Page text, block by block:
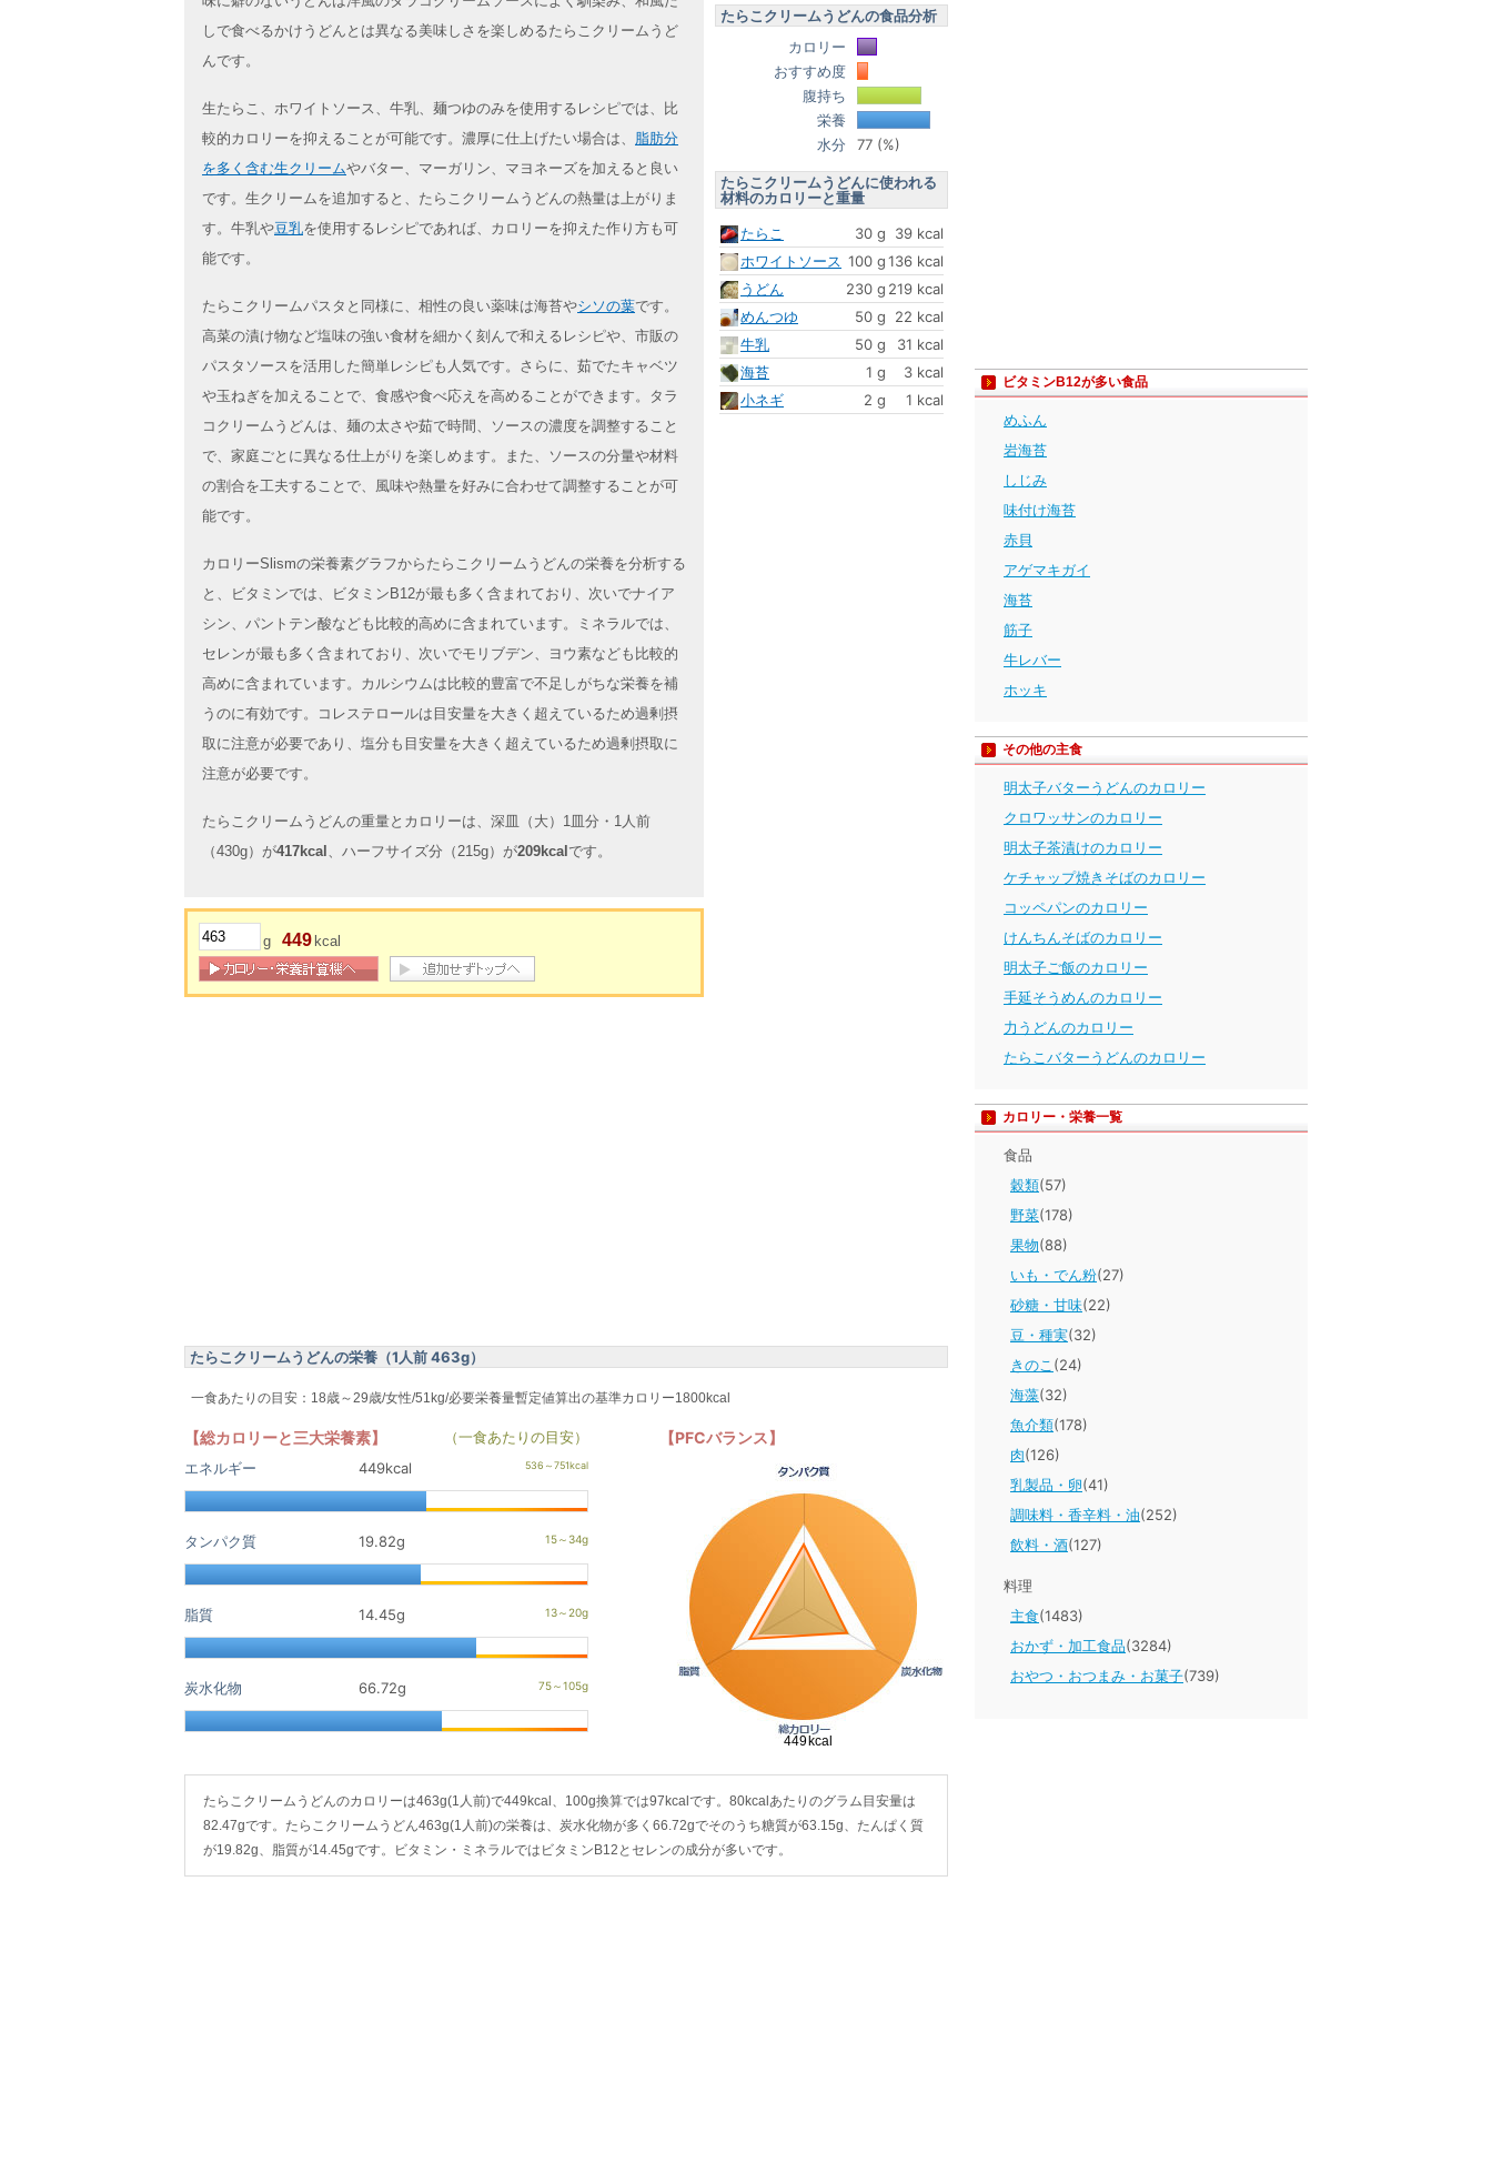
しで食べるかけうどんとは異なる美味しさを楽しめるたらこクリームうど
んです。
生たらこ、ホワイトソース、牛乳、麺つゆのみを使用するレシピでは、比
較的カロリーを抑えることが可能です。濃厚に仕上げたい場合は、 脂肪分
を多く含む生クリームやバター、マーガリン、マヨネーズを加えると良い
です。生クリームを追加すると、たらこクリームうどんの熱量は上がりま
す。牛乳や豆乳を使用するレシピであれば、カロリーを抑えた作り方も可
能です。
たらこクリームパスタと同様に、相性の良い薬味は海苔やシソの葉です。
高菜の漬け物など塩味の強い食材を細かく刻んで和えるレシピや、市販の
パスタソースを活用した簡単レシピも人気です。さらに、茹でたキャベツ
や玉ねぎを加えることで、食感や食べ応えを高めることができます。タラ
コクリームうどんは、麺の太さや茹で時間、ソースの濃度を調整すること
で、家庭ごとに異なる仕上がりを楽しめます。また、ソースの分量や材料
の割合を工夫することで、風味や熱量を好みに合わせて調整することが可
能です。
カロリーSlismの栄養素グラフからたらこクリームうどんの栄養を分析する
と、ビタミンでは、ビタミンB12が最も多く含まれており、次いでナイア
シン、パントテン酸なども比較的高めに含まれています。ミネラルでは、
セレンが最も多く含まれており、次いでモリブデン、ヨウ素なども比較的
高めに含まれています。カルシウムは比較的豊富で不足しがちな栄養を補
うのに有効です。コレステロールは目安量を大きく超えているため過剰摂
取に注意が必要であり、塩分も目安量を大きく超えているため過剰摂取に
注意が必要です。
たらこクリームうどんの重量とカロリーは、深皿（大）1皿分・1人前
（430g）が417kcal 、ハーフサイズ分（215g）が209kcal です。
g 449 kcal
たらこクリームうどんの食品分析
カロリー
おすすめ度
腹持ち
栄養
水分
77 (%)
たらこクリームうどんに使われる
材料のカロリーと重量
たらこ
30 g
39 kcal
ホワイトソース 100 g136 kcal
うどん
230 g 219 kcal
めんつゆ
50 g
22 kcal
牛乳
50 g
31 kcal
海苔
1 g
3 kcal
小ネギ
2 g 1 kcal
たらこクリームうどんの栄養（1人前 463g）
一食あたりの目安：18歳～29歳/女性/51kg/必要栄養量暫定値算出の基準カロリー1800kcal
【総カロリーと三大栄養素】
（一食あたりの目安）
エネルギー
449kcal
タンパク質 19.82g
脂質 14.45g
炭水化物 66.72g
【PFCバランス】
たらこクリームうどんのカロリーは463g(1人前)で449kcal、100g換算では97kcalです。80kcalあたりのグラム目安量は
82.47gです。たらこクリームうどん463g(1人前)の栄養は、炭水化物が多く66.72gでそのうち糖質が63.15g、たんぱく質
が19.82g、脂質が14.45gです。ビタミン・ミネラルではビタミンB12とセレンの成分が多いです。
ビタミンB12が多い食品
めふん
岩海苔
しじみ
味付け海苔
赤貝
アゲマキガイ
海苔
筋子
牛レバー
ホッキ
その他の主食
明太子バターうどんのカロリー
クロワッサンのカロリー
明太子茶漬けのカロリー
ケチャップ焼きそばのカロリー
コッペパンのカロリー
けんちんそばのカロリー
明太子ご飯のカロリー
手延そうめんのカロリー
力うどんのカロリー
たらこバターうどんのカロリー
カロリー・栄養一覧
食品
穀類(57)
野菜(178)
果物(88)
いも・でん粉(27)
砂糖・甘味(22)
豆・種実(32)
きのこ (24)
海藻(32)
魚介類(178)
肉(126)
乳製品・卵(41)
調味料・香辛料・油(252)
飲料・酒(127)
料理
主食(1483)
おかず・加工食品(3284)
おやつ・おつまみ・お菓子(739)